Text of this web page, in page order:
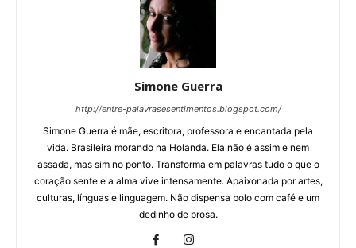
Simone Guerra
http://entre-palavrasesentimentos.blogspot.com/
Simone Guerra é mãe, escritora, professora e encantada pela
vida. Brasileira morando na Holanda. Ela não é assim e nem
assada, mas sim no ponto. Transforma em palavras tudo o que o
coração sente e a alma vive intensamente. Apaixonada por artes,
culturas, línguas e linguagem. Não dispensa bolo com café e um
dedinho de prosa.